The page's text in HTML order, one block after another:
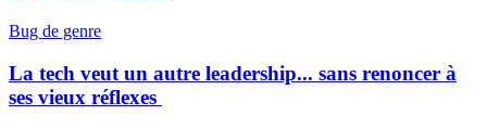
Bug de genre
La tech veut un autre leadership... sans renoncer à
ses vieux réflexes